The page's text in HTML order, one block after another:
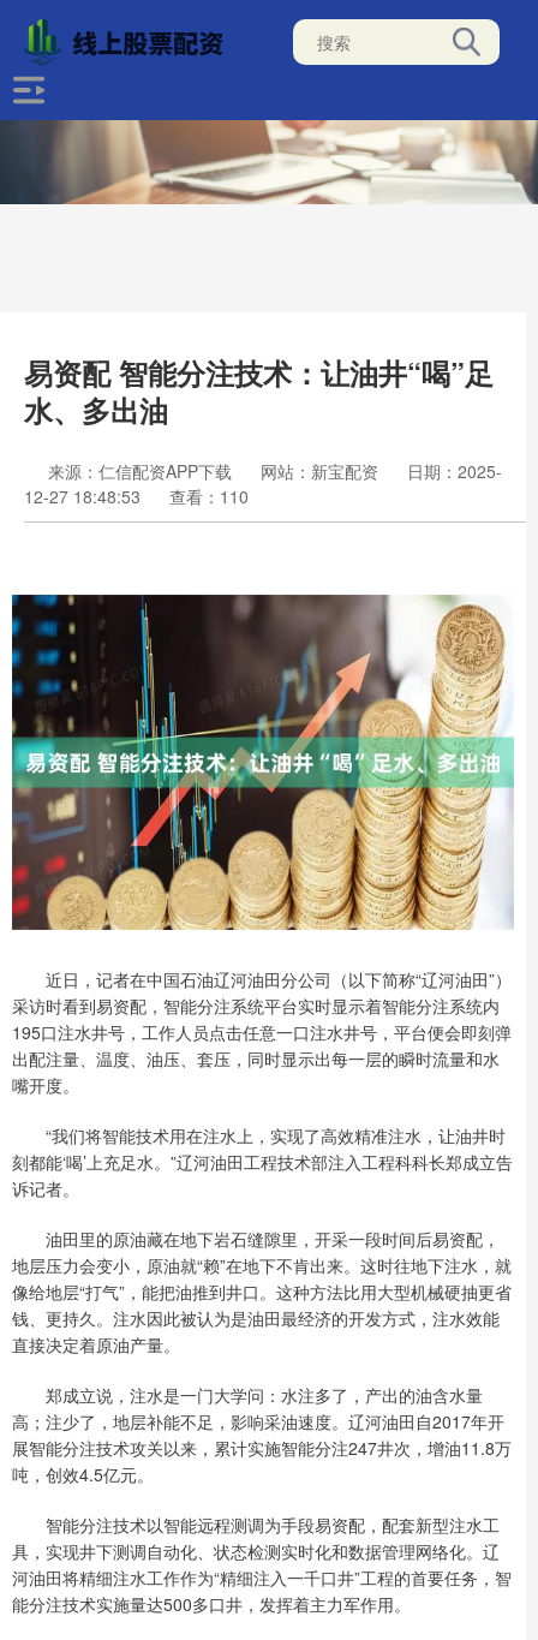
易资配 智能分注技术：让油井“喝”足
水、多出油
来源：仁信配资APP下载 网站：新宝配资
日期：2025-
12-27 18:48:53
查看：110
近日，记者在中国石油辽河油田分公司（以下简称“辽河油田”）
采访时看到易资配，智能分注系统平台实时显示着智能分注系统内
195口注水井号，工作人员点击任意一口注水井号，平台便会即刻弹
出配注量、温度、油压、套压，同时显示出每一层的瞬时流量和水
嘴开度。
“我们将智能技术用在注水上，实现了高效精准注水，让油井时
刻都能‘喝’上充足水。”辽河油田工程技术部注入工程科科长郑成立告
诉记者。
油田里的原油藏在地下岩石缝隙里，开采一段时间后易资配，
地层压力会变小，原油就“赖”在地下不肯出来。这时往地下注水，就
像给地层“打气”，能把油推到井口。这种方法比用大型机械硬抽更省
钱、更持久。注水因此被认为是油田最经济的开发方式，注水效能
直接决定着原油产量。
郑成立说，注水是一门大学问：水注多了，产出的油含水量
高；注少了，地层补能不足，影响采油速度。辽河油田自2017年开
展智能分注技术攻关以来，累计实施智能分注247井次，增油11.8万
吨，创效4.5亿元。
智能分注技术以智能远程测调为手段易资配，配套新型注水工
具，实现井下测调自动化、状态检测实时化和数据管理网络化。辽
河油田将精细注水工作作为“精细注入一千口井”工程的首要任务，智
能分注技术实施量达500多口井，发挥着主力军作用。